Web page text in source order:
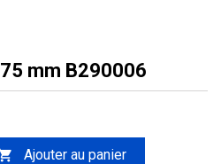
mm B290006
Ajouter au panier